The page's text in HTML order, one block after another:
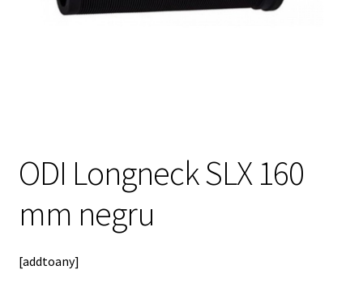
ODI Longneck SLX 160
mm negru
[addtoany]